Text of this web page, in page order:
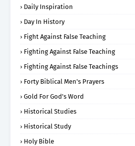
Daily Inspiration
Day In History
Fight Against False Teaching
Fighting Against False Teaching
Fighting Against False Teachings
Forty Biblical Men's Prayers
Gold For God's Word
Historical Studies
Historical Study
Holy Bible